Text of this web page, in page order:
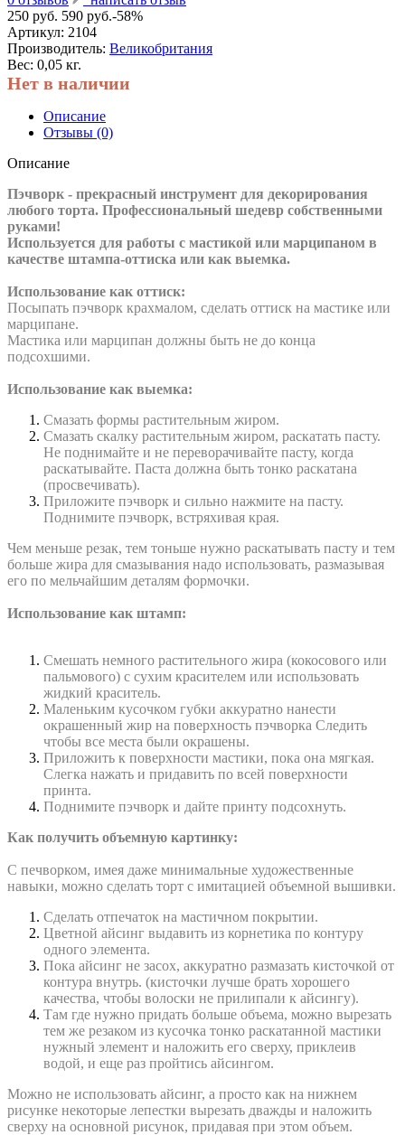
250 руб. 590 руб.-58%
Артикул: 2104
Производитель: Великобритания
Вес: 0,05 кг.
Нет в наличии
Описание
Отзывы (0)
Описание
Пэчворк - прекрасный инструмент для декорирования
любого торта. Профессиональный шедевр собственными
руками!
Используется для работы с мастикой или марципаном в
качестве штампа-оттиска или как выемка.
Использование как оттиск:
Посыпать пэчворк крахмалом, сделать оттиск на мастике или
марципане.
Мастика или марципан должны быть не до конца
подсохшими.
Использование как выемка:
Смазать формы растительным жиром.
Смазать скалку растительным жиром, раскатать пасту.
Не поднимайте и не переворачивайте пасту, когда
раскатывайте. Паста должна быть тонко раскатана
(просвечивать).
Приложите пэчворк и сильно нажмите на пасту.
Поднимите пэчворк, встряхивая края.
Чем меньше резак, тем тоньше нужно раскатывать пасту и тем
больше жира для смазывания надо использовать, размазывая
его по мельчайшим деталям формочки.
Использование как штамп:
Смешать немного растительного жира (кокосового или
пальмового) с сухим красителем или использовать
жидкий краситель.
Маленьким кусочком губки аккуратно нанести
окрашенный жир на поверхность пэчворка Следить
чтобы все места были окрашены.
Приложить к поверхности мастики, пока она мягкая.
Слегка нажать и придавить по всей поверхности
принта.
Поднимите пэчворк и дайте принту подсохнуть.
Как получить объемную картинку:
С печворком, имея даже минимальные художественные
навыки, можно сделать торт с имитацией объемной вышивки.
Сделать отпечаток на мастичном покрытии.
Цветной айсинг выдавить из корнетика по контуру
одного элемента.
Пока айсинг не засох, аккуратно размазать кисточкой от
контура внутрь. (кисточки лучше брать хорошего
качества, чтобы волоски не прилипали к айсингу).
Там где нужно придать больше объема, можно вырезать
тем же резаком из кусочка тонко раскатанной мастики
нужный элемент и наложить его сверху, приклеив
водой, и еще раз пройтись айсингом.
Можно не использовать айсинг, а просто как на нижнем
рисунке некоторые лепестки вырезать дважды и наложить
сверху на основной рисунок, придавая при этом объем.